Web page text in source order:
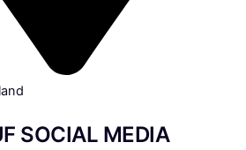
SOCIAL MEDIA